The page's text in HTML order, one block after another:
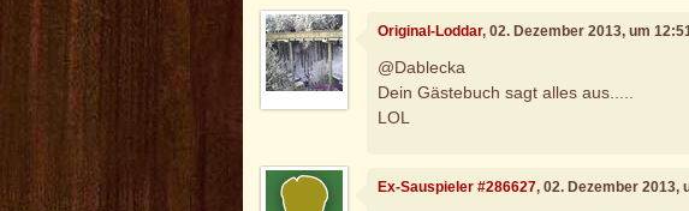
Original-Loddar, 02. Dezember 2013, um
@Dablecka
Dein Gästebuch sagt alles aus.....
LOL
Ex-Sauspieler #286627, 02. Dezember 2013,